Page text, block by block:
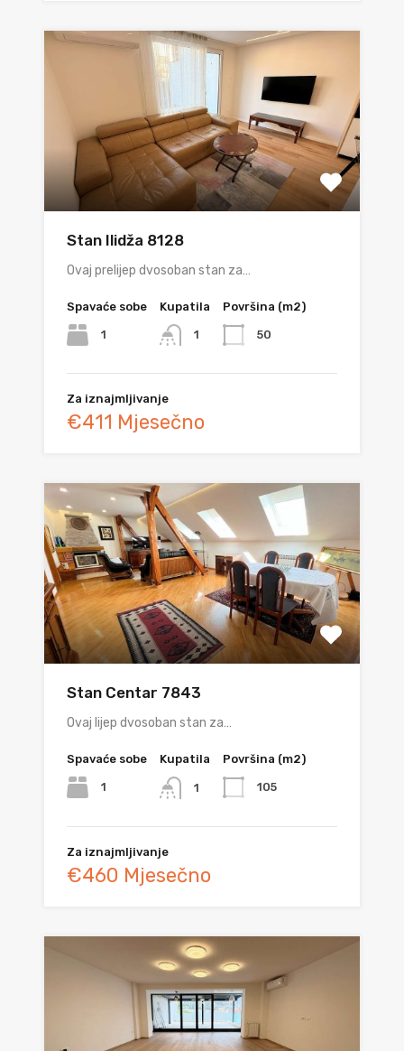
Stan Ilidža 8128
Ovaj prelijep dvosoban stan za…
Spavaće sobe
1
Kupatila
1
Površina (m2)
50
Za iznajmljivanje
€411 Mjesečno
Stan Centar 7843
Ovaj lijep dvosoban stan za…
Spavaće sobe
1
Kupatila
1
Površina (m2)
105
Za iznajmljivanje
€460 Mjesečno